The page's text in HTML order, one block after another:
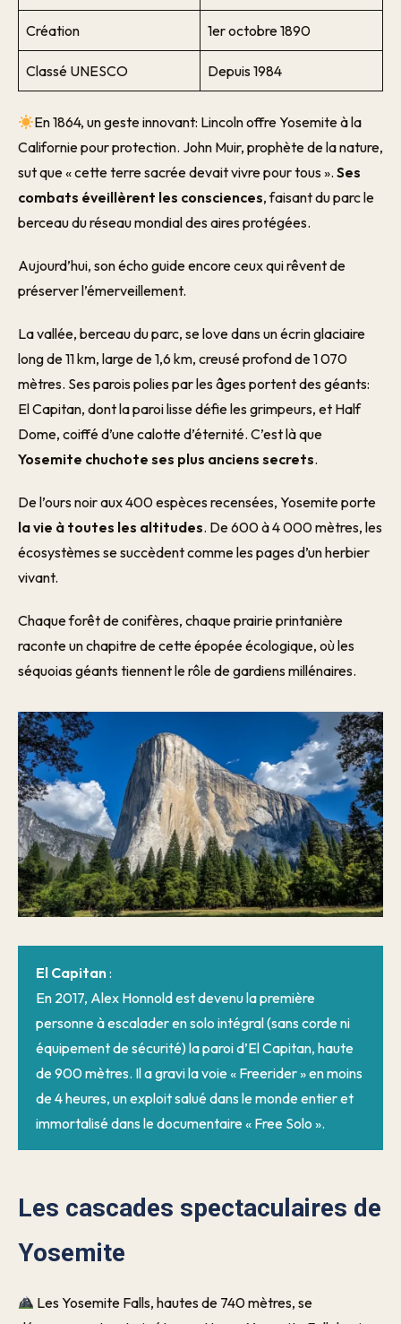
Création 1er octobre 1890
Classé UNESCO Depuis 1984
En 1864, un geste innovant: Lincoln offre Yosemite à la
Californie pour protection. John Muir, prophète de la nature,
sut que « cette terre sacrée devait vivre pour tous ». Ses
combats éveillèrent les consciences, faisant du parc le
berceau du réseau mondial des aires protégées.
Aujourd’hui, son écho guide encore ceux qui rêvent de
préserver l’émerveillement.
La vallée, berceau du parc, se love dans un écrin glaciaire
long de 11 km, large de 1,6 km, creusé profond de 1 070
mètres. Ses parois polies par les âges portent des géants:
El Capitan, dont la paroi lisse défie les grimpeurs, et Half
Dome, coiffé d’une calotte d’éternité. C’est là que
Yosemite chuchote ses plus anciens secrets.
De l’ours noir aux 400 espèces recensées, Yosemite porte
la vie à toutes les altitudes. De 600 à 4 000 mètres, les
écosystèmes se succèdent comme les pages d’un herbier
vivant.
Chaque forêt de conifères, chaque prairie printanière
raconte un chapitre de cette épopée écologique, où les
séquoias géants tiennent le rôle de gardiens millénaires.
El Capitan:
En 2017, Alex Honnold est devenu la première
personne à escalader en solo intégral (sans corde ni
équipement de sécurité) la paroi d’El Capitan, haute
de 900 mètres. Il a gravi la voie « Freerider » en moins
de 4 heures, un exploit salué dans le monde entier et
immortalisé dans le documentaire « Free Solo ».
Les cascades spectaculaires de
Yosemite
Les Yosemite Falls, hautes de 740 mètres, se